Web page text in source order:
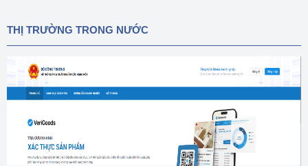
THỊ TRƯỜNG TRONG NƯỚC